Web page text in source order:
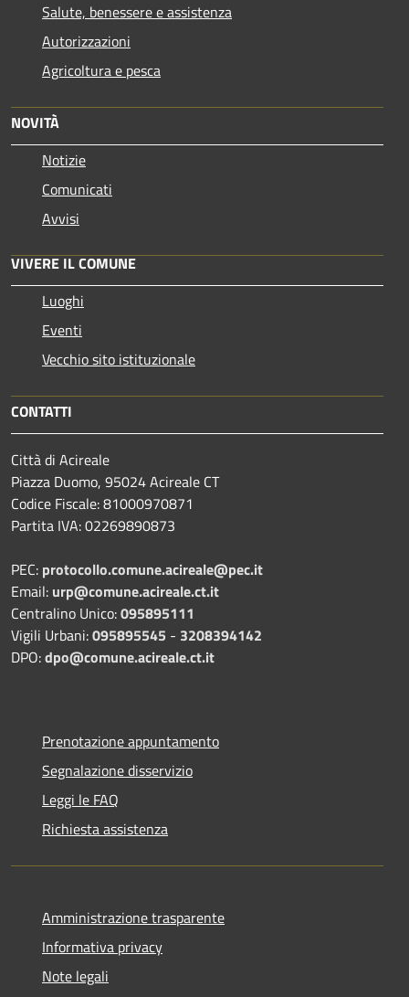
Salute, benessere e assistenza
Autorizzazioni
Agricoltura e pesca
NOVITÀ
Notizie
Comunicati
Avvisi
VIVERE IL COMUNE
Luoghi
Eventi
Vecchio sito istituzionale
CONTATTI
Città di Acireale
Piazza Duomo, 95024 Acireale CT
Codice Fiscale: 81000970871
Partita IVA: 02269890873
PEC: protocollo.comune.acireale@pec.it
Email: urp@comune.acireale.ct.it
Centralino Unico:095895111
Vigili Urbani:095895545 - 3208394142
DPO:dpo@comune.acireale.ct.it
Prenotazione appuntamento
Segnalazione disservizio
Leggi le FAQ
Richiesta assistenza
Amministrazione trasparente
Informativa privacy
Note legali